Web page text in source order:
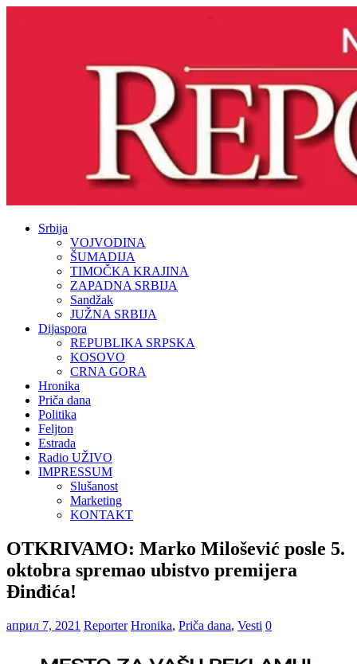
Srbija
VOJVODINA
ŠUMADIJA
TIMOČKA KRAJINA
ZAPADNA SRBIJA
Sandžak
JUŽNA SRBIJA
Dijaspora
REPUBLIKA SRPSKA
KOSOVO
CRNA GORA
Hronika
Priča dana
Politika
Feljton
Estrada
Radio UŽIVO
IMPRESSUM
Slušanost
Marketing
KONTAKT
OTKRIVAMO: Marko Milošević posle 5.
oktobra spremao ubistvo premijera
Đinđića!
април 7, 2021 Reporter Hronika, Priča dana, Vesti 0